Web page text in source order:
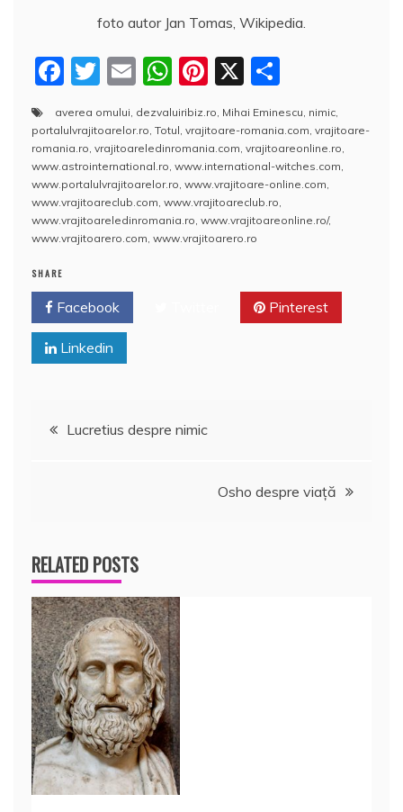
foto autor Jan Tomas, Wikipedia.
F
c
e
b
o
o
T
w
itt
er
E
m
ai
l
W
h
at
s
A
p
p
Pi
nt
er
e
st
X
rt
aj
e
a
averea omului dezvaluiribiz.ro Mihai Eminescu nimic
portalulvrajitoarelor.ro Totul vrajitoare-romania.com vrajitoare-
romania.ro vrajitoareledinromania.com vrajitoareonline.ro
www.astrointernational.ro www.international-witches.com
www.portalulvrajitoarelor.ro www.vrajitoare-online.com
www.vrajitoareclub.com www.vrajitoareclub.ro
www.vrajitoareledinromania.ro www.vrajitoareonline.ro/,
www.vrajitoarero.com www.vrajitoarero.ro
SHARE
Facebook Pinterest
Linkedin
Navigare
Lucretius despre nimic
Osho despre viață
RELATED POSTS